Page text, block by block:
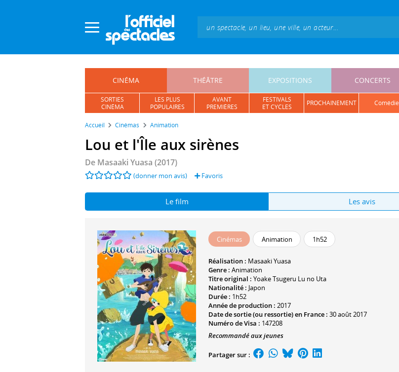
CINÉMA THÉÂTRE EXPOSITIONS CONCERTS
SORTIES
CINÉMA
LES PLUS
POPULAIRES
AVANT
PREMIÈRES
FESTIVALS
ET CYCLES
PROCHAINEMENT comédie
Accueil Cinémas Animation
Lou et l'Île aux sirènes
De Masaaki Yuasa (2017)
(donner mon avis) Favoris
Le film Les avis
Cinémas Animation 1h52
Réalisation : Masaaki Yuasa
Genre : Animation
Titre original : Yoake Tsugeru Lu no Uta
Nationalité : Japon
Durée : 1h52
Année de production : 2017
Date de sortie (ou ressortie) en France : 30 août 2017
Numéro de Visa : 147208
Recommandé aux jeunes
Partager sur :